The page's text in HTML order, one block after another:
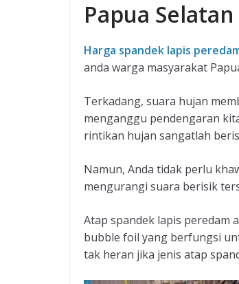
Papua
Harga spandek lapis
anda warga masyarakat
Terkadang, suara hujan
menganggu pendengaran
rintikan hujan sangatlah
Namun, Anda tidak perlu
mengurangi suara berisik
Atap spandek lapis peredam
bubble foil yang berfungsi
tak heran jika jenis atap